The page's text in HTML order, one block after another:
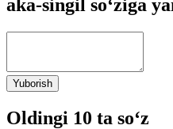
aka-singil so‘ziga
Yuborish
Oldingi 10 ta so‘z